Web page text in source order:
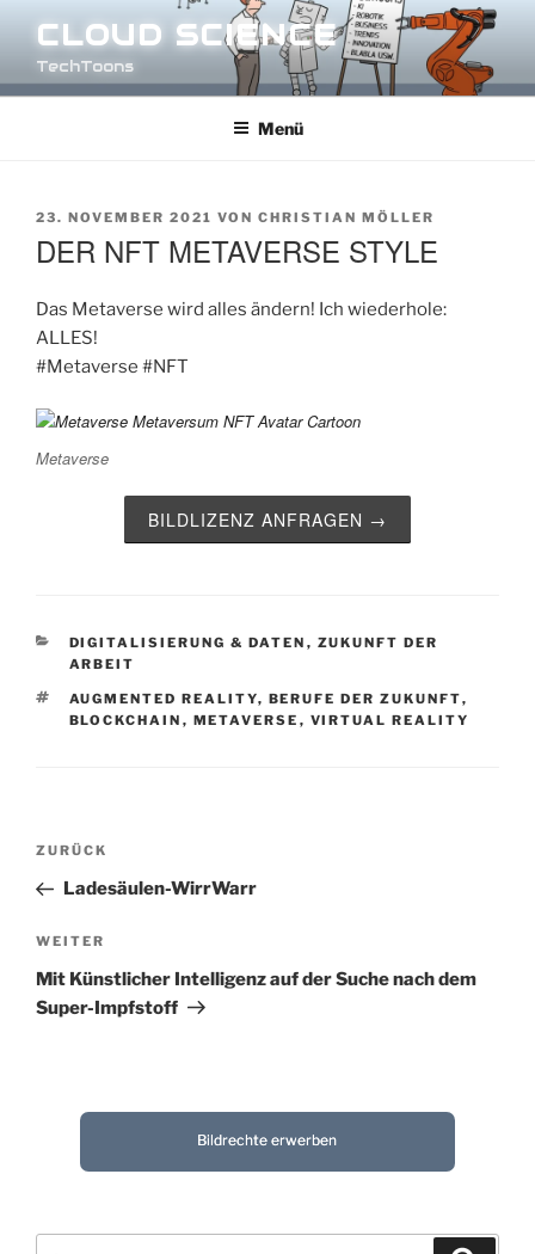
Inhalt
springen
CLOUD SCIENCE
TechToons
Menü
VERÖFFENTLICHT
23. NOVEMBER 2021 VON CHRISTIAN MÖLLER
DER NFT METAVERSE STYLE
Das Metaverse wird alles ändern! Ich wiederhole:
ALLES!
#Metaverse #NFT
Metaverse
BILDLIZENZ ANFRAGEN →
KATEGORIEN
DIGITALISIERUNG & DATEN , ZUKUNFT DER
ARBEIT
SCHLAGWÖRTER
AUGMENTED REALITY, BERUFE DER ZUKUNFT,
BLOCKCHAIN , METAVERSE , VIRTUAL REALITY
Beitragsnavigation
Vorheriger
Beitrag
ZURÜCK
Ladesäulen-WirrWarr
Nächster
Beitrag
WEITER
Mit Künstlicher Intelligenz auf der Suche nach dem
Super-Impfstoff
Bildrechte erwerben